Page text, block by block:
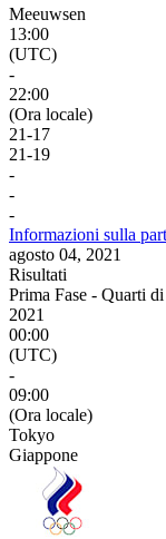
Meeuwsen
13:00
(UTC)
-
22:00
(Ora locale)
21-17
21-19
-
-
-
Informazioni sulla
agosto 04, 2021
Risultati
Prima Fase - Quarti
2021
00:00
(UTC)
-
09:00
(Ora locale)
Tokyo
Giappone